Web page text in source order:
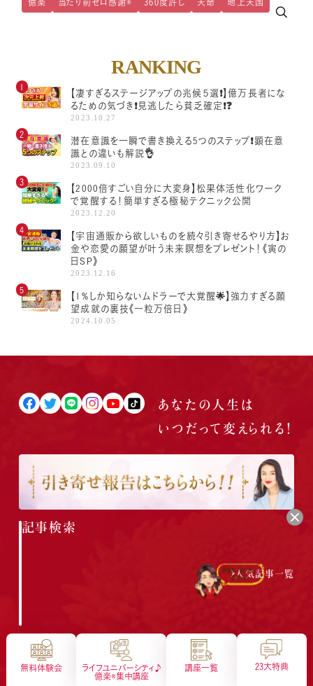
特定商取引法に基づく表示
サイトマップ
無料体験会
ライフユニバーシティ♪
億楽®︎集中講座
講座一覧 23大特典
億楽 当たり前ゼロ感謝® 360度許し 天命 地上天国
RANKING
【凄すぎるステージアップの兆候５選❗️】億万長者にな
るための気づき❗️見逃したら貧乏確定❗️❓
2023.10.27
潜在意識を一瞬で書き換える5つのステップ❗顕在意
識との違いも解説👌
2023.09.10
【2000倍すごい自分に大変身】松果体活性化ワーク
で覚醒する！簡単すぎる極秘テクニック公開
2023.12.20
【宇宙通販から欲しいものを続々引き寄せるやり方】お
金や恋愛の願望が叶う未来瞑想をプレゼント！《寅の
日SP》
2023.12.16
【1%しか知らないムドラーで大覚醒🌟】強力すぎる願
望成就の裏技《一粒万倍日》
2024.10.05
あなたの人生は
いつだって 変えられる！
記事検索
人気記事一覧
当たり前ゼロ感謝® 360度許し